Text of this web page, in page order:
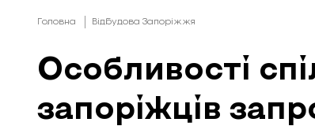
Головна Відбудова Запоріжжя
Особливості
запоріжців